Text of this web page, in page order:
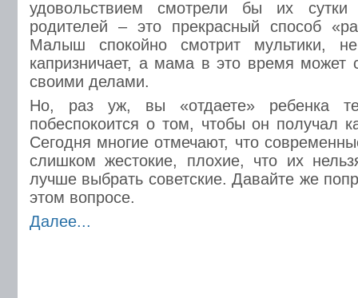
удовольствием смотрели бы их
родителей – это прекрасный способ
Малыш спокойно смотрит мультики,
капризничает, а мама в это время может
своими делами.
Но, раз уж, вы «отдаете» ребенка
побеспокоится о том, чтобы он получал
Сегодня многие отмечают, что
слишком жестокие, плохие, что их
лучше выбрать советские. Давайте же
этом вопросе.
Далее...